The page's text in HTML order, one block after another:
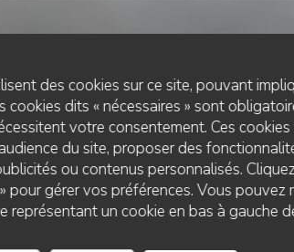
des cookies sur ce site, pouvant
cookies dits « nécessaires » sont
votre consentement. Ces
du site, proposer des
ou contenus personnalisés.
pour gérer vos préférences. Vous
représentant un cookie en bas à gauche
ORIENTAL• PARIS
du Liban